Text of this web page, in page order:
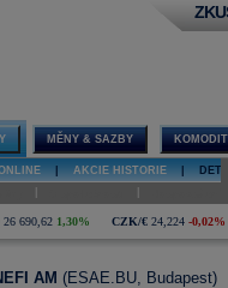
MĚNY & SAZBY
AKCIE HISTORIE
26 690,62 1,30% CZK/€ 24,224 -0,02%
AM (ESAE.BU, Budapest)